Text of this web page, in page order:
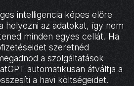
intelligencia képes előre
helyezni az adatokat, így nem
minden egyes cellát. Ha
szeretnéd
a szolgáltatások
automatikusan átváltja a
a havi költségeidet.